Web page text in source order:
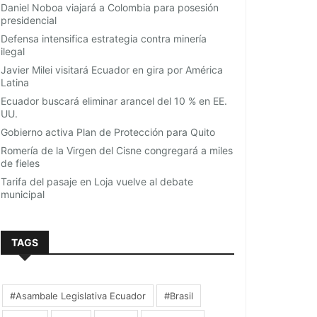
Daniel Noboa viajará a Colombia para posesión
presidencial
Defensa intensifica estrategia contra minería
ilegal
Javier Milei visitará Ecuador en gira por América
Latina
Ecuador buscará eliminar arancel del 10 % en EE.
UU.
Gobierno activa Plan de Protección para Quito
Romería de la Virgen del Cisne congregará a miles
de fieles
Tarifa del pasaje en Loja vuelve al debate
municipal
TAGS
#Asambale Legislativa Ecuador #Brasil